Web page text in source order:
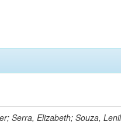
Serra, Elizabeth; Souza,